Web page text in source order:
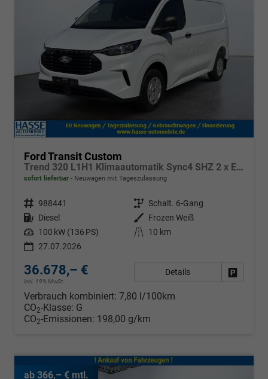
Ford Transit Custom
Trend 320 L1H1 Klimaautomatik Sync4 SHZ 2 x Einparkhilfe Kamera 5JG
sofort lieferbar Neuwagen mit Tageszulassung
Fahrzeugnr. 988441 Getriebe Schalt. 6-Gang
Kraftstoff Diesel Außenfarbe
Frozen Weiß
Leistung 100 kW (136 PS) Kilometerstand
10 km
27.07.2026
36.678,– €
incl. 19% MwSt.
Details
Verbrauch kombiniert: 7,80 l/100km
CO2-Klasse: G
CO2-Emissionen: 198,00 g/km
ab 366,– € mtl.